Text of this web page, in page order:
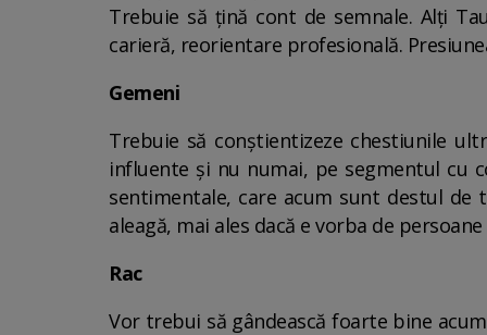
Trebuie să țină cont de semnale. Alți
carieră, reorientare profesională.
Gemeni
Trebuie să conștientizeze chestiunile
influente și nu numai, pe segmentul cu
sentimentale, care acum sunt destul
aleagă, mai ales dacă e vorba de
Rac
Vor trebui să gândească foarte bine